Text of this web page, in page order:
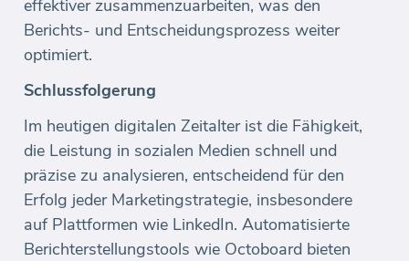
effektiver zusammenzuarbeiten, was den
Berichts- und Entscheidungsprozess weiter
optimiert.
Schlussfolgerung
Im heutigen digitalen Zeitalter ist die Fähigkeit,
die Leistung in sozialen Medien schnell und
präzise zu analysieren, entscheidend für den
Erfolg jeder Marketingstrategie, insbesondere
auf Plattformen wie LinkedIn. Automatisierte
Berichterstellungstools wie Octoboard bieten